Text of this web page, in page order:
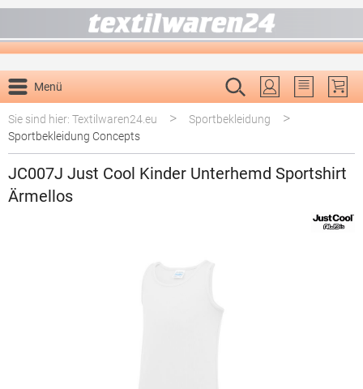
Menü
Du hast 0
Sie sind hier: Textilwaren24.eu
> Sportbekleidung >
Sportbekleidung Concepts
JC007J Just Cool Kinder Unterhemd Sportshirt
Ärmellos